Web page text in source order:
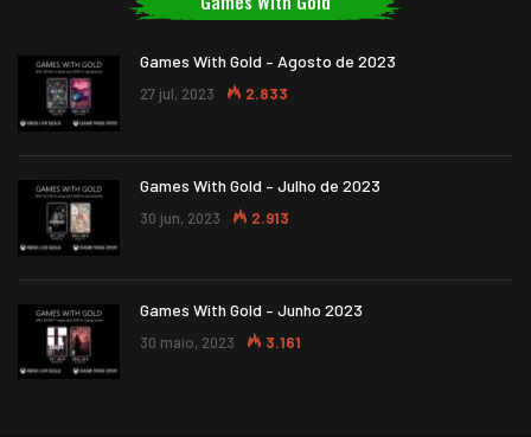
Games With Gold – Agosto de 2023
27 jul, 2023 2.833
Games With Gold – Julho de 2023
30 jun, 2023 2.913
Games With Gold – Junho 2023
30 maio, 2023 3.161